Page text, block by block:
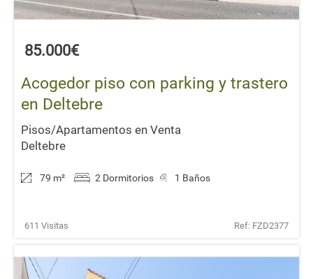
85.000€
Acogedor piso con parking y trastero
en Deltebre
Pisos/Apartamentos en Venta
Deltebre
79 m² 2 Dormitorios 1 Baños
611 Visitas Ref: FZD2377